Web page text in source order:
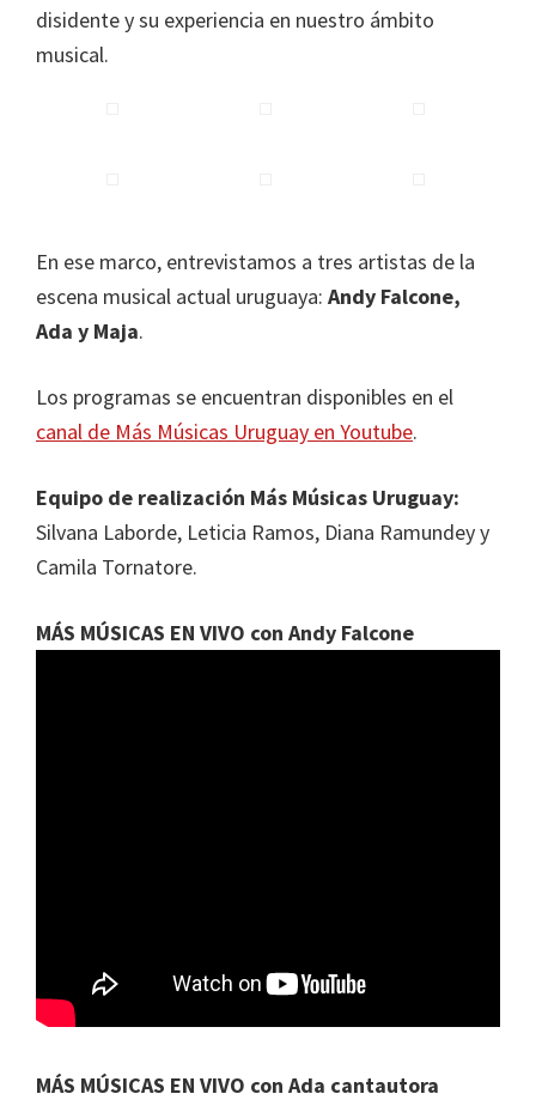
disidente y su experiencia en nuestro ámbito
musical.
En ese marco, entrevistamos a tres artistas de la
escena musical actual uruguaya: Andy Falcone,
Ada y Maja.
Los programas se encuentran disponibles en el
canal de Más Músicas Uruguay en Youtube.
Equipo de realización Más Músicas Uruguay:
Silvana Laborde, Leticia Ramos, Diana Ramundey y
Camila Tornatore.
MÁS MÚSICAS EN VIVO con Andy Falcone
MÁS MÚSICAS EN VIVO con Ada cantautora